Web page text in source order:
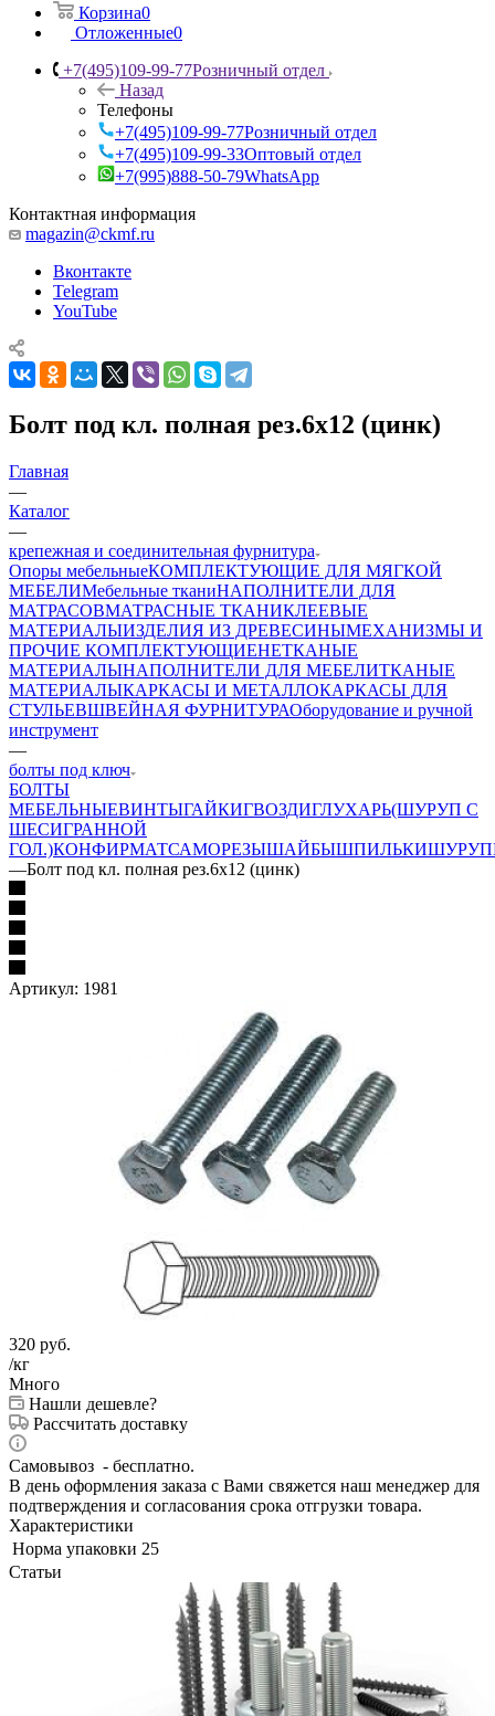
Корзина0
Отложенные0
+7(495)109-99-77Розничный отдел
Назад
Телефоны
+7(495)109-99-77Розничный отдел
+7(495)109-99-33Оптовый отдел
+7(995)888-50-79WhatsApp
Контактная информация
magazin@ckmf.ru
Вконтакте
Telegram
YouTube
Болт под кл. полная рез.6х12 (цинк)
Главная
—
Каталог
—
крепежная и соединительная фурнитура
Опоры мебельныеКОМПЛЕКТУЮЩИЕ ДЛЯ МЯГКОЙ
МЕБЕЛИМебельные тканиНАПОЛНИТЕЛИ ДЛЯ
МАТРАСОВМАТРАСНЫЕ ТКАНИКЛЕЕВЫЕ
МАТЕРИАЛЫИЗДЕЛИЯ ИЗ ДРЕВЕСИНЫМЕХАНИЗМЫ И
ПРОЧИЕ КОМПЛЕКТУЮЩИЕНЕТКАНЫЕ
МАТЕРИАЛЫНАПОЛНИТЕЛИ ДЛЯ МЕБЕЛИТКАНЫЕ
МАТЕРИАЛЫКАРКАСЫ И МЕТАЛЛОКАРКАСЫ ДЛЯ
СТУЛЬЕВШВЕЙНАЯ ФУРНИТУРАОборудование и ручной
инструмент
—
болты под ключ
БОЛТЫ
МЕБЕЛЬНЫЕВИНТЫГАЙКИГВОЗДИГЛУХАРЬ(ШУРУП С
ШЕСИГРАННОЙ
ГОЛ.)КОНФИРМАТСАМОРЕЗЫШАЙБЫШПИЛЬКИ
—Болт под кл. полная рез.6х12 (цинк)
Артикул: 1981
320 руб.
/кг
Много
Нашли дешевле?
Рассчитать доставку
Самовывоз - бесплатно.
В день оформления заказа с Вами свяжется наш менеджер для
подтверждения и согласования срока отгрузки товара.
Характеристики
Норма упаковки 25
Статьи